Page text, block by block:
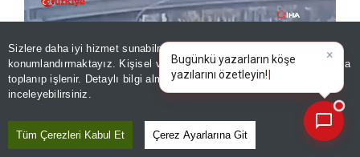
Sizlere daha iyi hizmet sunabilmek adına sitemizde
konumlandırmaktayız. Kişisel verileriniz, KVKK ve GDPR kapsamında
toplanıp işlenir. Detaylı bilgi almak içinAydınlatma Metnimizi
inceleyebilirsiniz.
Tüm Çerezleri Kabul Et Çerez Ayarlarına Git
Bug